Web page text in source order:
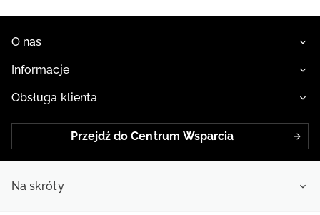
O nas
Informacje
Obsługa klienta
Przejdź do Centrum Wsparcia
Na skróty